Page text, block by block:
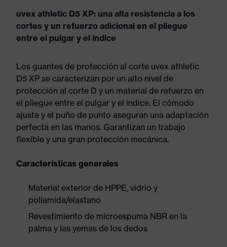
uvex athletic D5 XP: una alta resistencia a los
cortes y un refuerzo adicional en el pliegue
entre el pulgar y el índice
Los guantes de protección al corte uvex athletic
D5 XP se caracterizan por un alto nivel de
protección al corte D y un material de refuerzo en
el pliegue entre el pulgar y el índice. El cómodo
ajuste y el puño de punto aseguran una adaptación
perfecta en las manos. Garantizan un trabajo
flexible y una gran protección mecánica.
Características generales
Material exterior de HPPE, vidrio y
poliamida/elastano
Revestimiento de microespuma NBR en la
palma y las yemas de los dedos